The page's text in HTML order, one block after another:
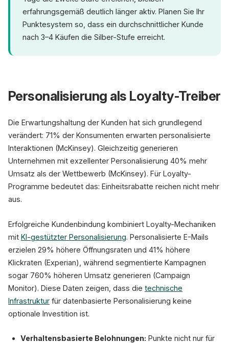
erfahrungsgemäß deutlich länger aktiv. Planen Sie Ihr
Punktesystem so, dass ein durchschnittlicher Kunde
nach 3–4 Käufen die Silber-Stufe erreicht.
Personalisierung als Loyalty-Treiber
Die Erwartungshaltung der Kunden hat sich grundlegend
verändert: 71% der Konsumenten erwarten personalisierte
Interaktionen (McKinsey). Gleichzeitig generieren
Unternehmen mit exzellenter Personalisierung 40% mehr
Umsatz als der Wettbewerb (McKinsey). Für Loyalty-
Programme bedeutet das: Einheitsrabatte reichen nicht mehr
aus.
Erfolgreiche Kundenbindung kombiniert Loyalty-Mechaniken
mit KI-gestützter Personalisierung. Personalisierte E-Mails
erzielen 29% höhere Öffnungsraten und 41% höhere
Klickraten (Experian), während segmentierte Kampagnen
sogar 760% höheren Umsatz generieren (Campaign
Monitor). Diese Daten zeigen, dass die technische
Infrastruktur für datenbasierte Personalisierung keine
optionale Investition ist.
Verhaltensbasierte Belohnungen: Punkte nicht nur für